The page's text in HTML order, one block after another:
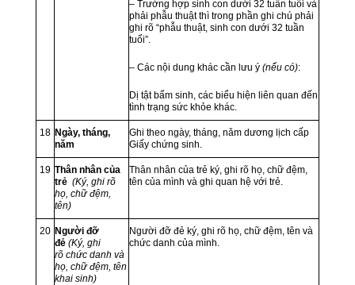
– Trường hợp sinh con dưới 32 tuần tuổi và
phải phẫu thuật thì trong phần ghi chú phải
ghi rõ “phẫu thuật, sinh con dưới 32 tuần
tuổi”.
– Các nội dung khác cần lưu ý (nếu có):
Dị tật bẩm sinh, các biểu hiện liên quan đến
tình trạng sức khỏe khác.
18 Ngày, tháng,
năm
Ghi theo ngày, tháng, năm dương lịch cấp
Giấy chứng sinh.
19 Thân nhân của
trẻ (Ký, ghi rõ
họ, chữ đệm,
tên)
Thân nhân của trẻ ký, ghi rõ họ, chữ đệm,
tên của mình và ghi quan hệ với trẻ.
20 Người đỡ
đẻ (Ký, ghi
rõ chức danh và
họ, chữ đệm, tên
khai sinh)
Người đỡ đẻ ký, ghi rõ họ, chữ đệm, tên và
chức danh của mình.